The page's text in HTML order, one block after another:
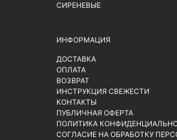
СИРЕНЕВЫЕ
ИНФОРМАЦИЯ
ДОСТАВКА
ОПЛАТА
ВОЗВРАТ
ИНСТРУКЦИЯ СВЕЖЕСТИ
КОНТАКТЫ
ПУБЛИЧНАЯ ОФЕРТА
ПОЛИТИКА
СОГЛАСИЕ НА ОБРАБОТКУ